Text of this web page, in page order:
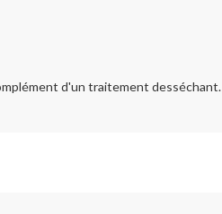
d'un traitement desséchant.